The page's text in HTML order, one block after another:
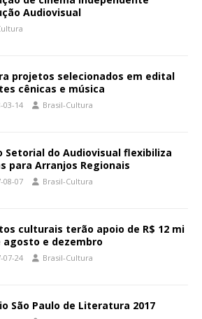
Audiovisual
projetos selecionados em edital
cênicas e música
03-14 Brasil-Cultura
Setorial do Audiovisual flexibiliza
para Arranjos Regionais
08-07 Brasil-Cultura
culturais terão apoio de R$ 12 mi
agosto e dezembro
07-24 Brasil-Cultura
São Paulo de Literatura 2017